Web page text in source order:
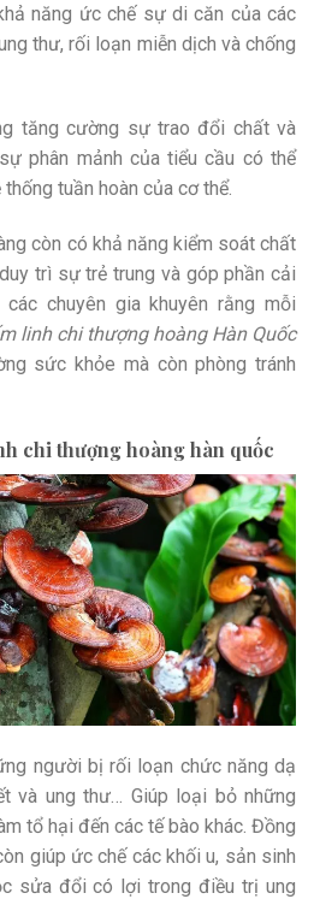
năng ức chế sự di căn của các
thư, rối loạn miễn dịch và chống
tăng cường sự trao đổi chất và
phân mảnh của tiểu cầu có thể
tuần hoàn của cơ thể.
còn có khả năng kiểm soát chất
trì sự trẻ trung và góp phần cải
chuyên gia khuyên rằng mỗi
linh chi thượng hoàng Hàn Quốc
sức khỏe mà còn phòng tránh
chi thượng hoàng hàn quốc
người bị rối loạn chức năng dạ
và ung thư… Giúp loại bỏ những
tổ hại đến các tế bào khác. Đồng
giúp ức chế các khối u, sản sinh
sửa đổi có lợi trong điều trị ung